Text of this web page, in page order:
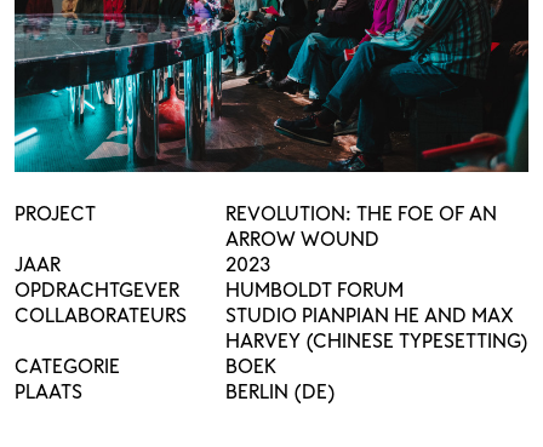
PROJECT
REVOLUTION: THE FOE OF AN
ARROW WOUND
JAAR
2023
OPDRACHTGEVER
HUMBOLDT FORUM
COLLABORATEURS
STUDIO PIANPIAN HE AND MAX
HARVEY (CHINESE TYPESETTING)
CATEGORIE
BOEK
PLAATS
BERLIN (DE)